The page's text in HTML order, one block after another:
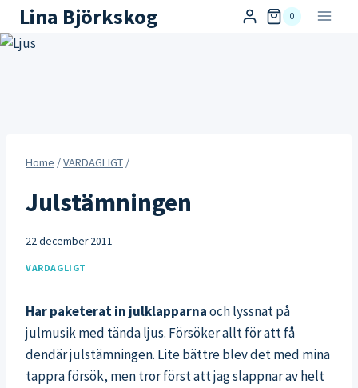
Skip
to
content
Lina Björkskog 0
Home /VARDAGLIGT /
Julstämningen
22 december 2011
VARDAGLIGT
Har paketerat in julklapparnaoch lyssnat på
julmusik med tända ljus. Försöker allt för att få
dendär julstämningen. Lite bättre blev det med mina
tappra försök, men tror först att jag slappnar av helt